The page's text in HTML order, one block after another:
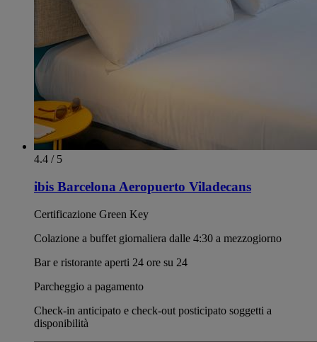
4.4 / 5
ibis Barcelona Aeropuerto Viladecans
Certificazione Green Key
Colazione a buffet giornaliera dalle 4:30 a mezzogiorno
Bar e ristorante aperti 24 ore su 24
Parcheggio a pagamento
Check-in anticipato e check-out posticipato soggetti a
disponibilità